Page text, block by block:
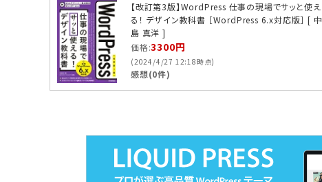
【改訂第3版】WordPress 仕事の現場でサッと使え
る！ デザイン教科書 ［WordPress 6.x対応版］ [ 中
島 真洋 ]
価格:3300円
(2024/4/27 12:18時点)
感想(0件)